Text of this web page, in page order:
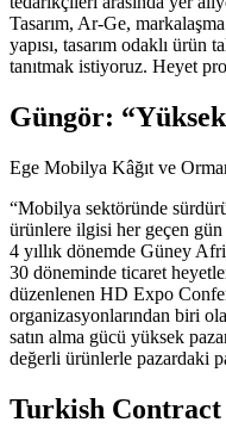
Tasarım, Ar-Ge,
yapısı, tasarım odaklı ürün
tanıtmak istiyoruz. Heyet
Güngör:
Ege Mobilya Kâğıt ve
“Mobilya sektöründe
ürünlere ilgisi her geçen
4 yıllık dönemde Güney
30 döneminde ticaret
düzenlenen HD Expo
organizasyonlarından biri
satın alma gücü yüksek
değerli ürünlerle pazardaki
Turkish